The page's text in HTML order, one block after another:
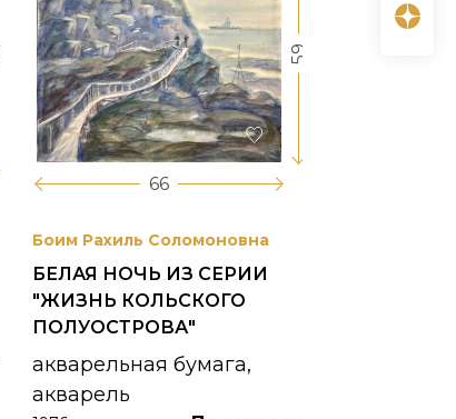
66
59
Боим Рахиль Соломоновна
БЕЛАЯ НОЧЬ ИЗ СЕРИИ
"ЖИЗНЬ КОЛЬСКОГО
ПОЛУОСТРОВА"
акварельная бумага,
акварель